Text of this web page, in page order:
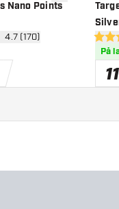
Nano Points
anmeldelsespanel
4.7 (170) 4.7
På